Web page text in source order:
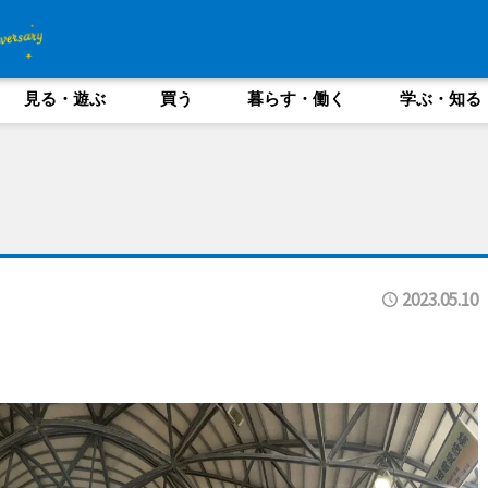
見る・遊ぶ 買う 暮らす・働く 学ぶ・知る
2023.05.10